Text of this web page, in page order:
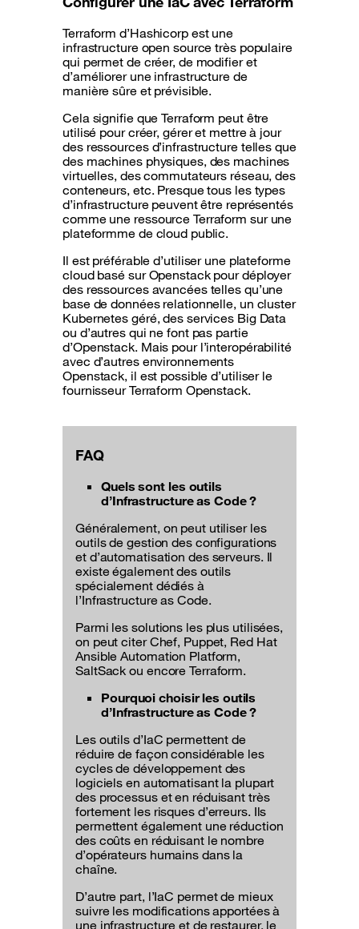
Terraform d’Hashicorp est une
infrastructure open source très populaire
qui permet de créer, de modifier et
d’améliorer une infrastructure de
manière sûre et prévisible.
Cela signifie que Terraform peut être
utilisé pour créer, gérer et mettre à jour
des ressources d’infrastructure telles que
des machines physiques, des machines
virtuelles, des commutateurs réseau, des
conteneurs, etc. Presque tous les types
d’infrastructure peuvent être représentés
comme une ressource Terraform sur une
plateformme de cloud public.
Il est préférable d’utiliser une plateforme
cloud basé sur Openstack pour déployer
des ressources avancées telles qu’une
base de données relationnelle, un cluster
Kubernetes géré, des services Big Data
ou d’autres qui ne font pas partie
d’Openstack. Mais pour l’interopérabilité
avec d’autres environnements
Openstack, il est possible d’utiliser le
fournisseur Terraform Openstack.
FAQ
Quels sont les outils
d’Infrastructure as Code ?
Généralement, on peut utiliser les
outils de gestion des configurations
et d’automatisation des serveurs. Il
existe également des outils
spécialement dédiés à
l’Infrastructure as Code.
Parmi les solutions les plus utilisées,
on peut citer Chef, Puppet, Red Hat
Ansible Automation Platform,
SaltSack ou encore Terraform.
Pourquoi choisir les outils
d’Infrastructure as Code ?
Les outils d’IaC permettent de
réduire de façon considérable les
cycles de développement des
logiciels en automatisant la plupart
des processus et en réduisant très
fortement les risques d’erreurs. Ils
permettent également une réduction
des coûts en réduisant le nombre
d’opérateurs humains dans la
chaîne.
D’autre part, l’IaC permet de mieux
suivre les modifications apportées à
une infrastructure et de restaurer, le